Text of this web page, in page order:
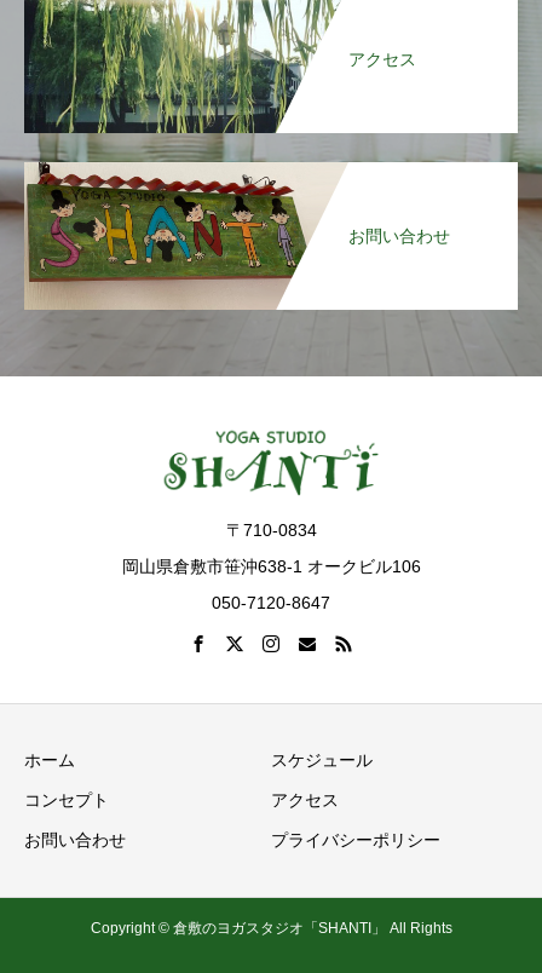
アクセス
お問い合わせ
〒710-0834
岡山県倉敷市笹沖638-1 オークビル106
050-7120-8647
ホーム スケジュール
コンセプト アクセス
お問い合わせ プライバシーポリシー
Copyright © 倉敷のヨガスタジオ「SHANTI」 All Rights